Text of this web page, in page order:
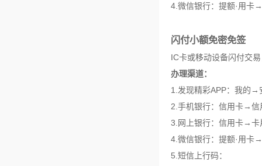
4.微信银行：提额·用
闪付小额免密免签
IC卡或移动设备闪付交
办理渠道：
1.发现精彩APP：我的
2.手机银行：信用卡→
3.网上银行：信用卡→
4.微信银行：提额·用
5.短信上行码：